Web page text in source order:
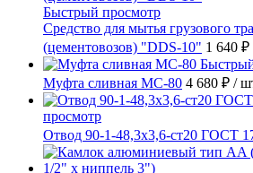
Быстрый просмотр
Средство для мытья грузового
(цементовозов) "DDS-10" 1 640 ₽
Муфта сливная МС-80 4 680 ₽ /
просмотр
Отвод 90-1-48,3х3,6-ст20 ГОСТ